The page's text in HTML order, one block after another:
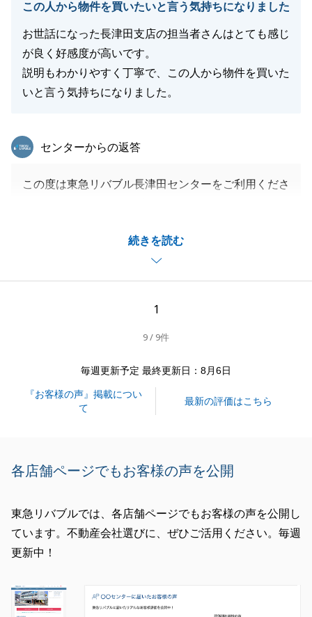
閉じる
この人から物件を買いたいと言う気持ちになりました
お世話になった長津田支店の担当者さんはとても感じ
が良く好感度が高いです。
説明もわかりやすく丁寧で、この人から物件を買いた
いと言う気持ちになりました。
続きを読む
東急リバブル
センターからの返答
この度は東急リバブル長津田センターをご利用くださ
き、ご両親様からT様をご紹介頂きお取引させていた
だきまして私自身も大変嬉しく思っております。
物件探しの途中で買いたい物件が先に売れてしまうな
リフォームも無事完了したということで今度お伺いさ
今後もT様、ご両親様共々末永いお付き合いをさせて
いただきたく思います。
この度は誠にありがとうございました。
閉じる
1
9 / 9件
毎週更新予定 最終更新日：8月6日
『お客様の声』掲載につい
て
最新の評価はこちら
各店舗ページでもお客様の声を公開
東急リバブルでは、各店舗ページでもお客様の声を公開し
ています。不動産会社選びに、ぜひご活用ください。毎週
更新中！